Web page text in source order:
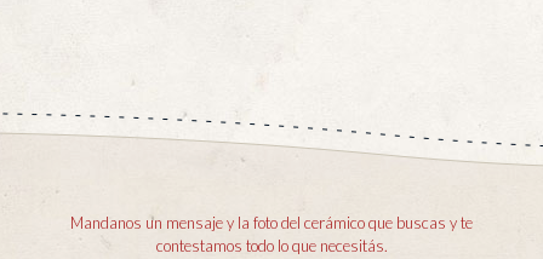
Mandanos un mensaje y la foto del cerámico que buscas y te
contestamos todo lo que necesitás.